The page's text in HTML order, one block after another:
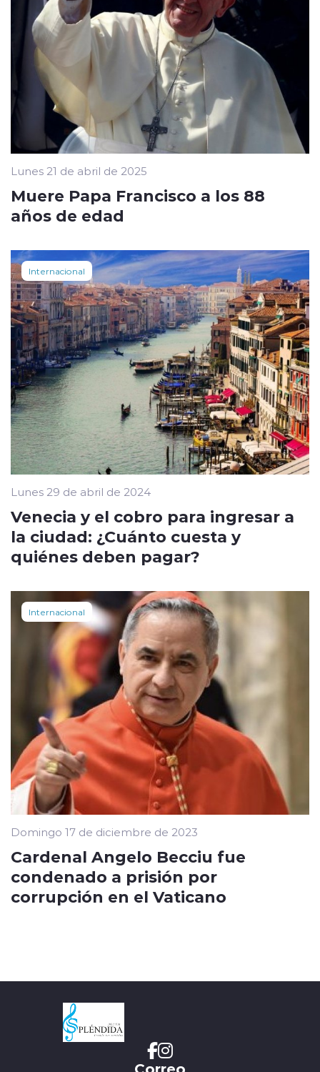
Lunes 21 de abril de 2025
Muere Papa Francisco a los 88
años de edad
Internacional
Lunes 29 de abril de 2024
Venecia y el cobro para ingresar a
la ciudad: ¿Cuánto cuesta y
quiénes deben pagar?
Internacional
Domingo 17 de diciembre de 2023
Cardenal Angelo Becciu fue
condenado a prisión por
corrupción en el Vaticano
Correo